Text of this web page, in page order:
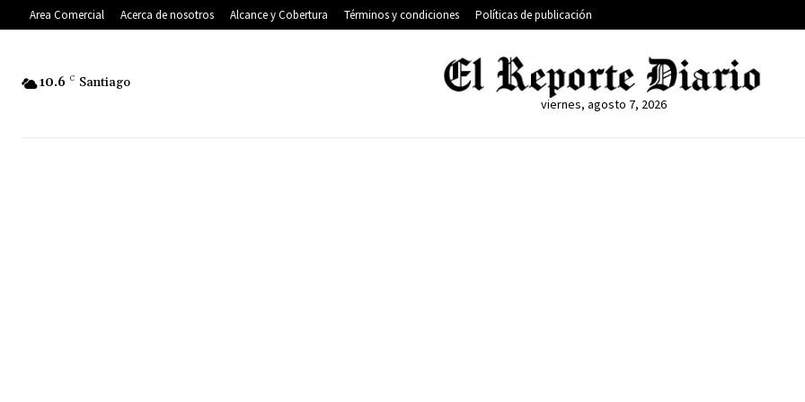
Area Comercial Acerca de nosotros Alcance y Cobertura Términos y condiciones Políticas de publicación
10.6 C Santiago
viernes, agosto 7, 2026